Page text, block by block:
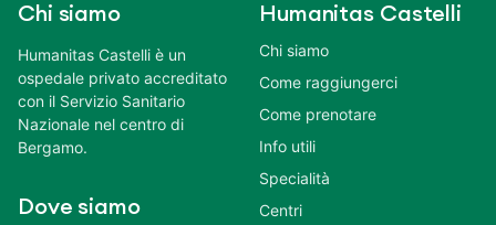
Chi siamo
Humanitas Castelli è un
ospedale privato accreditato
con il Servizio Sanitario
Nazionale nel centro di
Bergamo.
Dove siamo
Humanitas Castelli
Chi siamo
Come raggiungerci
Come prenotare
Info utili
Specialità
Centri